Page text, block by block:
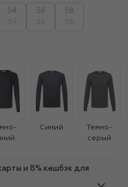
Синий
Темно-
серый
и 8% кешбэк для